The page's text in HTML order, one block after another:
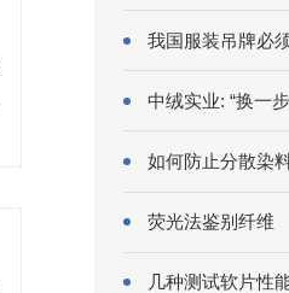
别?
我国服装吊牌必
中绒实业: “换一
如何防止分散染
荧光法鉴别纤维
几种测试软片性